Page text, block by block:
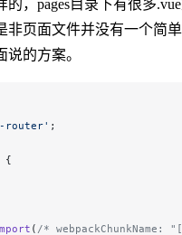
，pages目录下有很多
非页面文件并没有一个简
的方案。
router' ;
{
( /*